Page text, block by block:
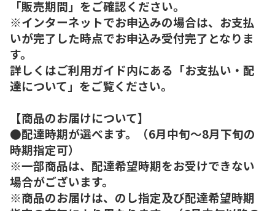
「販売期間」をご確認ください。
※インターネットでお申込みの場合は、お支払
いが完了した時点でお申込み受付完了となりま
す。
詳しくはご利用ガイド内にある「お支払い・配
達について」をご覧ください。
【商品のお届けについて】
●配達時期が選べます。（6月中旬～8月下旬の
時期指定可）
※一部商品は、配達希望時期をお受けできない
場合がございます。
※商品のお届けは、のし指定及び配達希望時期